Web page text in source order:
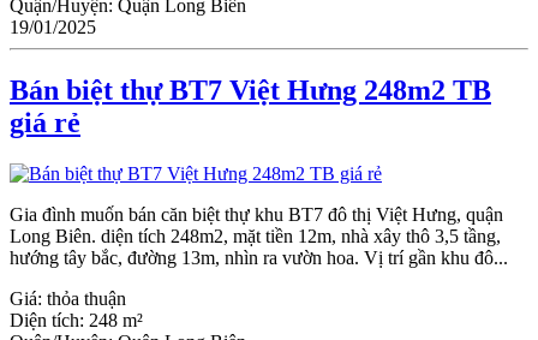
Quận/Huyện: Quận Long Biên
19/01/2025
Bán biệt thự BT7 Việt Hưng 248m2 TB
giá rẻ
Gia đình muốn bán căn biệt thự khu BT7 đô thị Việt Hưng, quận
Long Biên. diện tích 248m2, mặt tiền 12m, nhà xây thô 3,5 tầng,
hướng tây bắc, đường 13m, nhìn ra vườn hoa. Vị trí gần khu đô...
Giá: thỏa thuận
Diện tích: 248 m²